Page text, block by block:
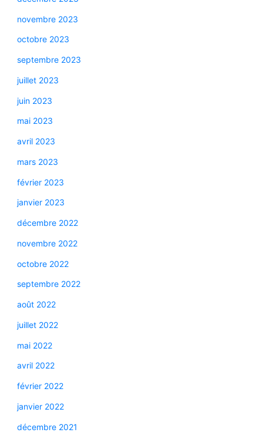
novembre 2023
octobre 2023
septembre 2023
juillet 2023
juin 2023
mai 2023
avril 2023
mars 2023
février 2023
janvier 2023
décembre 2022
novembre 2022
octobre 2022
septembre 2022
août 2022
juillet 2022
mai 2022
avril 2022
février 2022
janvier 2022
décembre 2021